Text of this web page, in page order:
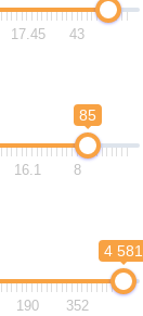
17.45 43
85
16.1 8
4 581
190 352